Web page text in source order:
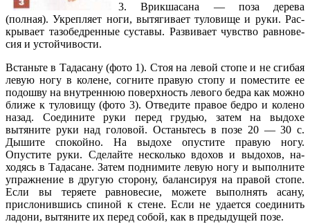
3. Врикшасана — поза дерева
(полная). Укрепляет ноги, вы­тягивает туловище и руки. Рас­
крывает тазобедренные суста­вы. Развивает чувство равнове­
сия и устойчивости.
Встаньте в Тадасану (фото 1). Стоя на левой стопе и не сги­бая
левую ногу в колене, со­гните правую стопу и помес­тите ее
подошву на внутрен­нюю поверхность левого бед­рa как можно
ближе к тулови­щу (фото 3). Отведите правое бедро и колено
назад. Соеди­ните руки перед грудью, затем на выдохе
вытяните руки над головой. Останьтесь в позе 20 — 30 с.
Дышите спокойно. На вы­дoxe опустите правую ногу.
Опустите руки. Сделайте не­сколько вдохов и выдохов, на­
ходясь в Тадасане. Затем под­нимите левую ногу и выполнит­е
упражнение в другую сто­рону, балансируя на правой стопе.
Если вы теряете равновесие, можете выполнять аса­ну,
прислонившись спиной к стене. Если не удается соеди­нить
ладони, вытяните их пе­ред собой, как в предыдущей позе.